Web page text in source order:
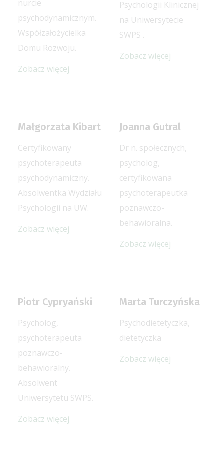
nurcie
psychodynamicznym.
Współzałożycielka
Domu Rozwoju.
Zobacz więcej
Psychologii Klinicznej
na Uniwersytecie
SWPS .
Zobacz więcej
Małgorzata Kibart
Certyfikowany
psychoterapeuta
psychodynamiczny.
Absolwentka Wydziału
Psychologii na UW.
Zobacz więcej
Joanna Gutral
Dr n. społecznych,
psycholog,
certyfikowana
psychoterapeutka
poznawczo-
behawioralna.
Zobacz więcej
Piotr Cypryański
Psycholog,
psychoterapeuta
poznawczo-
behawioralny.
Absolwent
Uniwersytetu SWPS.
Zobacz więcej
Marta Turczyńska
Psychodietetyczka,
dietetyczka
Zobacz więcej